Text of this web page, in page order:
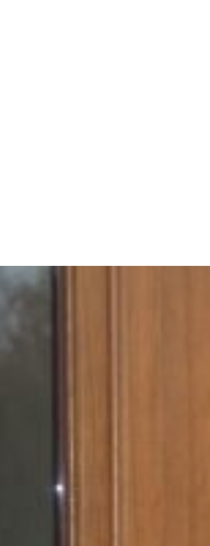
muebles para la